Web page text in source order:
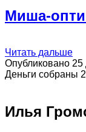
Миша-
Читать дальше
Опубликовано 25
Деньги собраны
Илья